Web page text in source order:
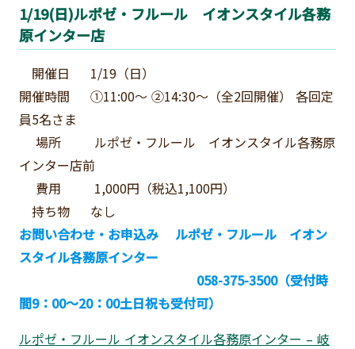
1/19(日)ルポゼ・フルール イオンスタイル各務
原インター店
開催日 1/19（日）
開催時間 ①11:00～ ②14:30～（全2回開催） 各回定
員5名さま
場所 ルポゼ・フルール イオンスタイル各務原
インター店前
費用 1,000円（税込1,100円）
持ち物 なし
お問い合わせ・お申込み ルポゼ・フルール イオン
スタイル各務原インター
058-375-3500（受付時
間9：00～20：00土日祝も受付可）
ルポゼ・フルール イオンスタイル各務原インター – 岐